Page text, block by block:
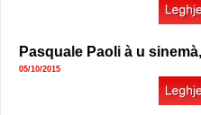
Pasquale Paoli à u
05/10/2015